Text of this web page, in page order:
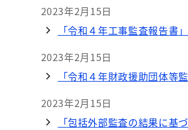
2023年2月15日
「令和４年工事監査報告書
2023年2月15日
「令和４年財政援助団体等
2023年2月15日
「包括外部監査の結果に基